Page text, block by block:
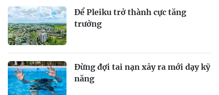
Để Pleiku trở thành cực tăng
trưởng
Đừng đợi tai nạn xảy ra mới dạy kỹ
năng